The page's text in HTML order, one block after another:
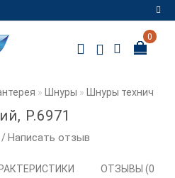
Регистрация
товаров0
0
Шнуры Шнуры
Р.6971
/Написать отзыв
ОТЗЫВЫ (0)